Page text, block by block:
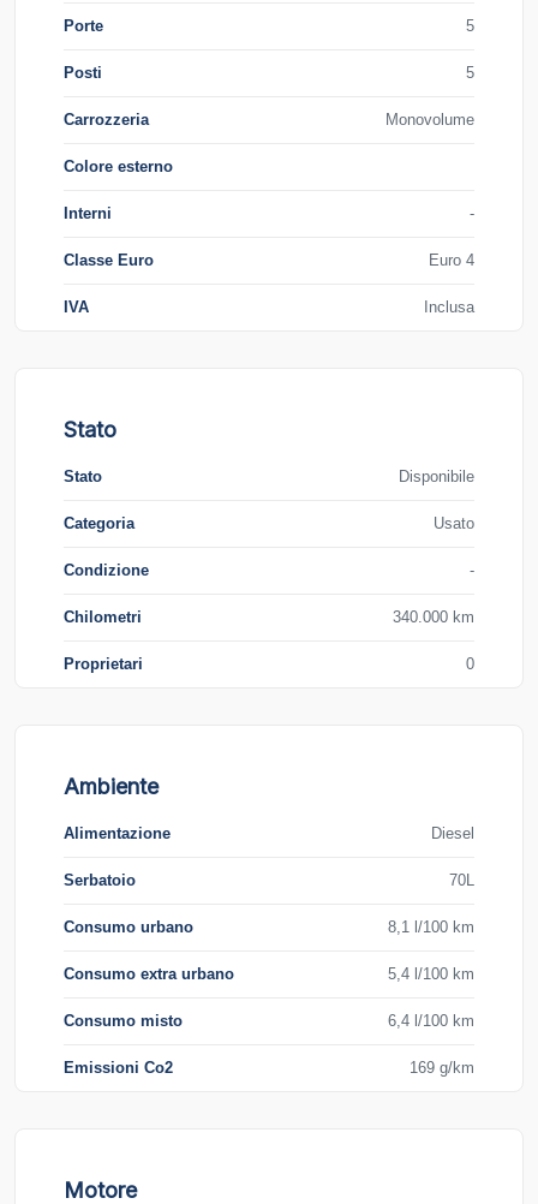
Porte 5
Posti 5
Carrozzeria Monovolume
Colore esterno
Interni -
Classe Euro Euro 4
IVA Inclusa
Stato
Stato Disponibile
Categoria Usato
Condizione -
Chilometri 340.000 km
Proprietari 0
Ambiente
Alimentazione Diesel
Serbatoio 70L
Consumo urbano 8,1 l/100 km
Consumo extra urbano 5,4 l/100 km
Consumo misto 6,4 l/100 km
Emissioni Co2 169 g/km
Motore